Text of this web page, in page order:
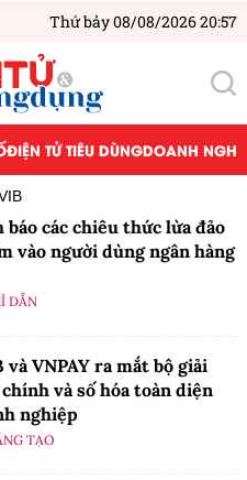
Thứ bảy 08/08/2026 20:57
ĐIỆN TỬ TIÊU DÙNGDOANH
báo các chiêu thức lừa đảo
vào người dùng ngân hàng
DẪN
và VNPAY ra mắt bộ giải
và số hóa toàn diện
nghiệp
TẠO